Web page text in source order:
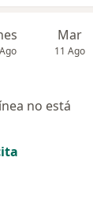
Mar
11 Ago
no está